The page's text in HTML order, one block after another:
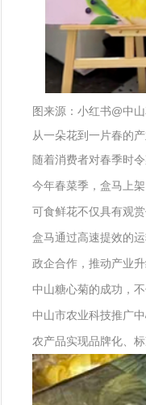
图来源：小红书@中山
从一朵花到一片春的
随着消费者对春季时
今年春菜季，盒马上
可食鲜花不仅具有观
盒马通过高速提效的
政企合作，推动产业升
中山糖心菊的成功，
中山市农业科技推广
农产品实现品牌化、标